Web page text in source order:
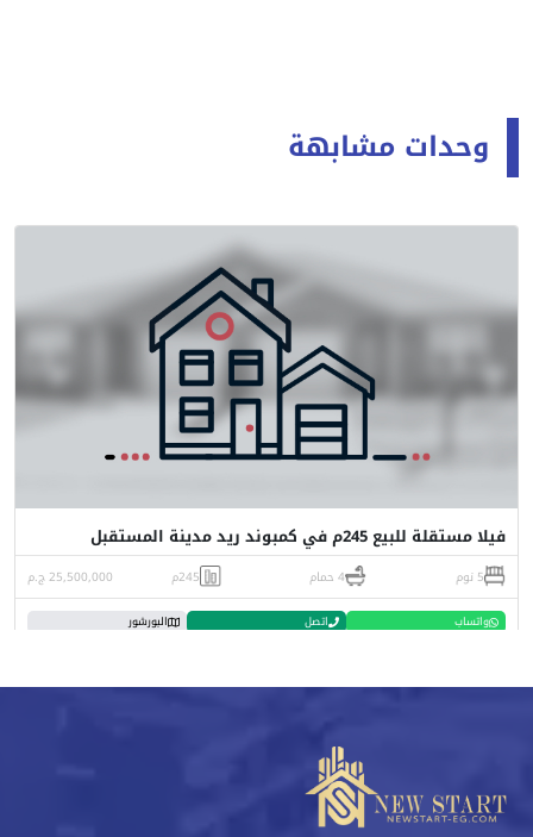
وحدات مشابهة
فيلا مستقلة للبيع 245م في كمبوند ريد مدينة المستقبل
5 نوم 4 حمام 245م 25,500,000 ج.م
واتساب اتصل البورشور